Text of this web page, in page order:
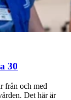
30
från och med
Det här är